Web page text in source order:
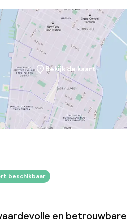
Bekijk de kaart
beschikbaar
en betrouwbare